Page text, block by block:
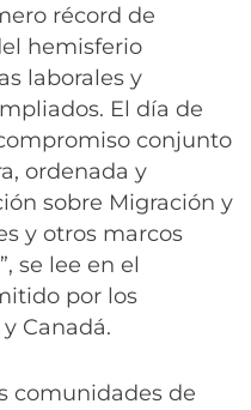
récord de
hemisferio
laborales y
El día de
conjunto
ordenada y
sobre Migración y
y otros marcos
se lee en el
por los
Canadá.
comunidades de